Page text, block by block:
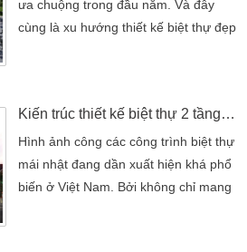
qua hình ảnh bản vẽ 3D. Với phối
cảnh là bản thiết kế biệt […]
ưa chuộng trong đầu năm. Và đây
cùng là xu hướng thiết kế biệt thự đẹp
nhất cho quý khách, những người yêu
thích kinh doanh gần nhà. Cũng như
thể hiện sự mong muốn trải nghiệm
với nghệ thuật […]
Kiến trúc thiết kế biệt thự 2 tầng mái nhật hiện đại đẹp
Hình ảnh công các công trình biệt thự
mái nhật đang dần xuất hiện khá phổ
biến ở Việt Nam. Bởi không chỉ mang